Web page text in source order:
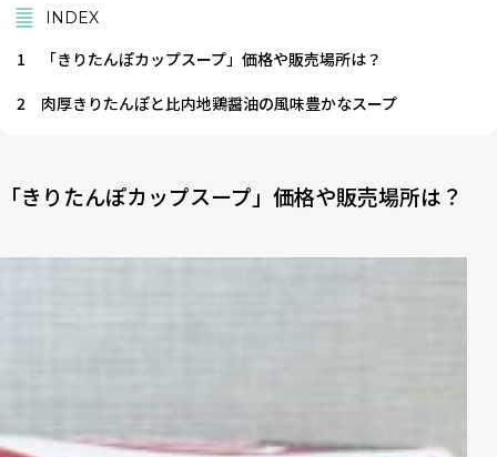
INDEX
1
「きりたんぽカップスープ」価格や販売場所は？
2
肉厚きりたんぽと比内地鶏醤油の風味豊かなスープ
「きりたんぽカップスープ」価格や販売場所は？